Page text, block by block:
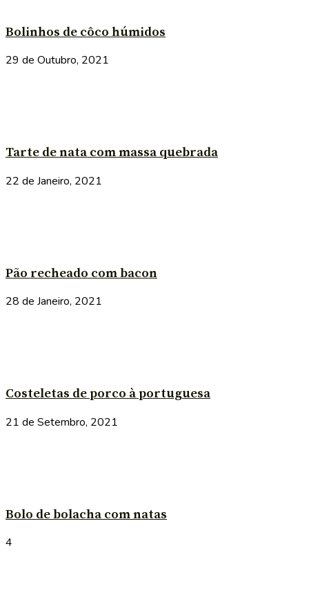
Bolinhos de côco húmidos
29 de Outubro, 2021
Tarte de nata com massa quebrada
22 de Janeiro, 2021
Pão recheado com bacon
28 de Janeiro, 2021
Costeletas de porco à portuguesa
21 de Setembro, 2021
Bolo de bolacha com natas
4